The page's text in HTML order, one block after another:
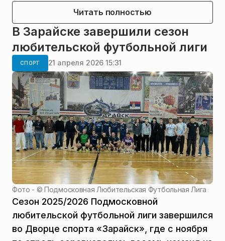
Читать полностью
В Зарайске завершили сезон
любительской футбольной лиги
СПОРТ 21 апреля 2026 15:31
Фото - ©Подмосковная Любительская Футбольная Лига
Сезон 2025/2026 Подмосковной
любительской футбольной лиги завершился
во Дворце спорта «Зарайск», где с ноября